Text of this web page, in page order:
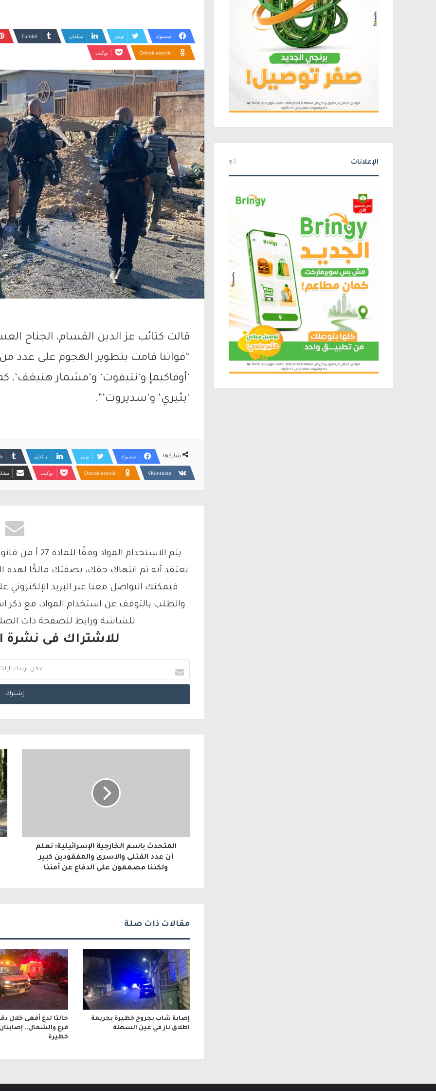
فيسبوك تويتر لينكدإن
Odnoklassniki بوكيت
قالت كتائب عز الدين القسام، الجناح
“قواتنا قامت بتطوير الهجوم على عدد
‘أوفاكيمإ و‘نتيفوت‘ و‘مشمار
‘بئيري‘ و‘سديروت‘”.
شاركها فيسبوك تويتر لينكدإن
Odnoklassniki بوكيت
تعتقد أنه تم انتهاك حقك، بصفتك مالكًا لهذه
والطلب بالتوقف عن استخدام المواد، مع
للشاشة ورابط للصفحة ذات
للاشتراك فى نشرة
د
خ
ل
ب
ل
ك
ت
ر
و
ن
ي
المتحدث باسم الخارجية الإسرائيلية: نعلم
أن عدد القتلى والأسرى والمفقودين كبير
ولكننا مصممون على الدفاع عن أمننا
مقالات ذات صلة
إصابة شاب بجروح خطيرة بجريمة
اطلاق نار في عين السهلة
حالتا لدغ أفعى خلال
قرع والشمال..
خطيرة
الإعلانات